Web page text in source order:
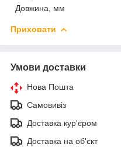
Довжина, мм
Приховати
Умови доставки
Нова Пошта
Самовивіз
Доставка кур'єром
Доставка на об'єкт